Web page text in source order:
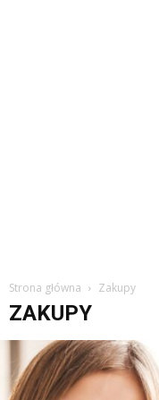
Strona główna Zakupy
ZAKUPY